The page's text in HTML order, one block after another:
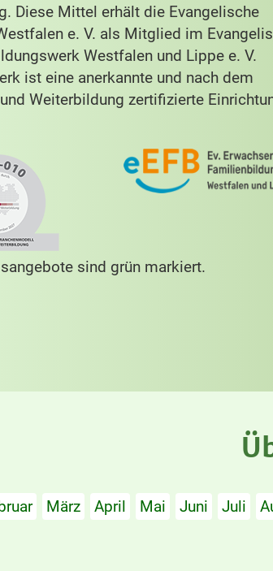
Diese Mittel erhält die Evangelische
e. V. als Mitglied im
Westfalen und Lippe e. V.
ist eine anerkannte und nach dem
Weiterbildung zertifizierte
sind grün markiert.
März April Mai Juni Juli